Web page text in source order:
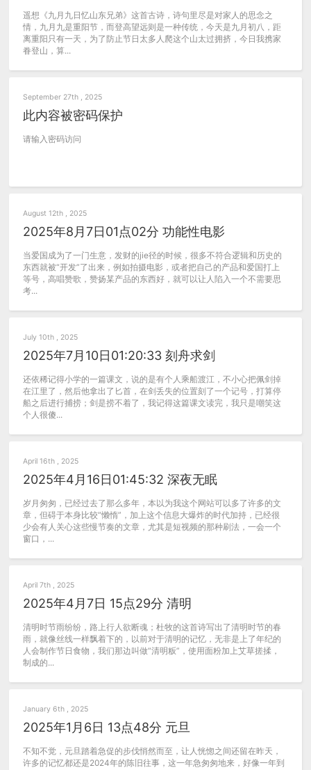
遥想《九月九日忆山东兄弟》这首古诗，诗句里尽是对家人的思念之
情，九月九是重阳节，而登高望远则是一种传统，今天是九月初八，距
离重阳只有一天，为了防止节日太多人爬这个山太过拥挤，今日我携家
眷登山，算...
September 27th , 2025
此内容被密码保护
请输入密码访问
August 12th , 2025
2025年8月7日01点02分 功能性电影
当爱国成为了一门生意，发财的jie径的时候，很多不符合逻辑和历史的
东西就被“开发”了出来，例如拍摄电影，或者把自己的产品和爱国打上
等号，高唱赞歌，赞扬某产品的东西好，就可以让人陷入一个不需要思
考...
July 10th , 2025
2025年7月10日01:20:33 刻舟求剑
还依稀记得小学的一篇课文，说的是有个人乘船渡江，不小心把佩剑掉
在江里了，然后他拿出了匕首，在剑丢失的位置刻了一个记号，打算停
船之后进行捕捞；剑是捞不着了，我记得这篇课文读完，我只是嘲笑这
个人很傻...
April 16th , 2025
2025年4月16日01:45:32 深夜无眠
岁月匆匆，已经过去了那么多年，本以为我这个网站可以多了许多的文
章，但碍于本身比较“懒惰”，加上这个信息大爆炸的时代加持，已经很
少会有人关心这些慢节奏的文章，尤其是短视频的那种刷法，一会一个
窗口，...
April 7th , 2025
2025年4月7日 15点29分 清明
清明时节雨纷纷，路上行人欲断魂；杜牧的这首诗写出了清明时节的春
雨，就像丝线一样飘着下的，以前对于清明的记忆，无非是上了年纪的
人会制作节日食物，我们那边叫做“清明粄”，使用面粉加上艾草搓揉，
制成的...
January 6th , 2025
2025年1月6日 13点48分 元旦
不知不觉，元旦踏着急促的步伐悄然而至，让人恍惚之间还留在昨天，
许多的记忆都还是2024年的陈旧往事，这一年急匆匆地来，好像一年到